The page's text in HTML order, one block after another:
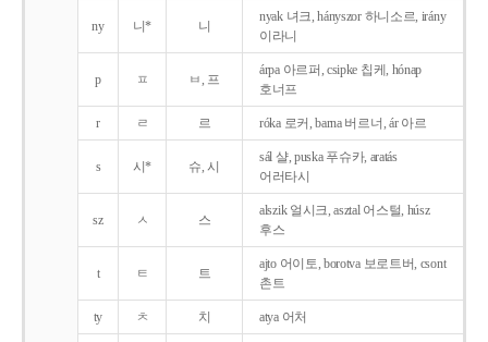
ny 니* 니
nyak 녀크, hányszor 하니소르, irány
이라니
p ㅍ ㅂ, 프
árpa 아르퍼, csipke 칩케, hónap
호너프
r ㄹ 르 róka 로커, barna 버르너, ár 아르
s 시* 슈, 시
sál 샬, puska 푸슈카, aratás
어러타시
sz ㅅ 스
alszik 얼시크, asztal 어스털, húsz
후스
t ㅌ 트
ajto 어이토, borotva 보로트버, csont
촌트
ty ㅊ 치 atya 어처